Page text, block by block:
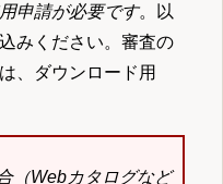
申請が必要です。以
みください。審査の
、ダウンロード用
（Webカタログなど